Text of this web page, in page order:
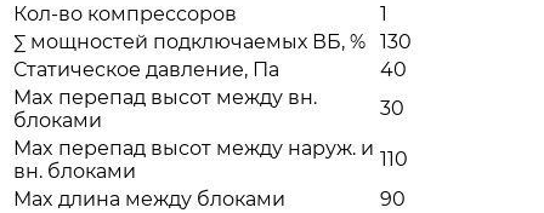
Кол-во компрессоров
1
∑ мощностей подключаемых ВБ, %
130
Статическое давление, Па
40
Max перепад высот между вн.
блоками
30
Max перепад высот между наруж. и
вн. блоками
110
Max длина между блоками
90